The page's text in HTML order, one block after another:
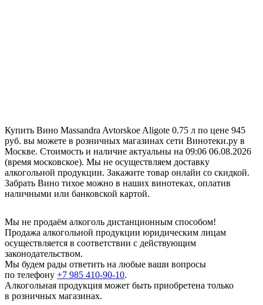
Купить Вино Massandra Avtorskoe Aligote 0.75 л по цене 945
руб. вы можете в розничных магазинах сети Винотеки.ру в
Москве. Стоимость и наличие актуальны на 09:06 06.08.2026
(время московское). Мы не осуществляем доставку
алкогольной продукции. Закажите товар онлайн со скидкой.
Забрать Вино тихое можно в наших винотеках, оплатив
наличными или банковской картой.
Мы не продаём алкоголь дистанционным способом!
Продажа алкогольной продукции юридическим лицам
осуществляется в соответствии с действующим
законодательством.
Мы будем рады ответить на любые ваши вопросы
по телефону +7 985 410-90-10.
Алкогольная продукция может быть приобретена только
в розничных магазинах.